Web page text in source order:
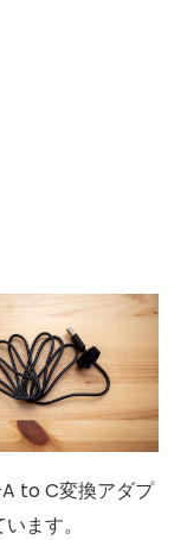
to C変換アダプ
ます。